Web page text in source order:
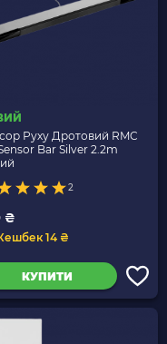
Руху Дротовий RMC
Bar Silver 2.2m
2
₴
14 ₴
КУПИТИ